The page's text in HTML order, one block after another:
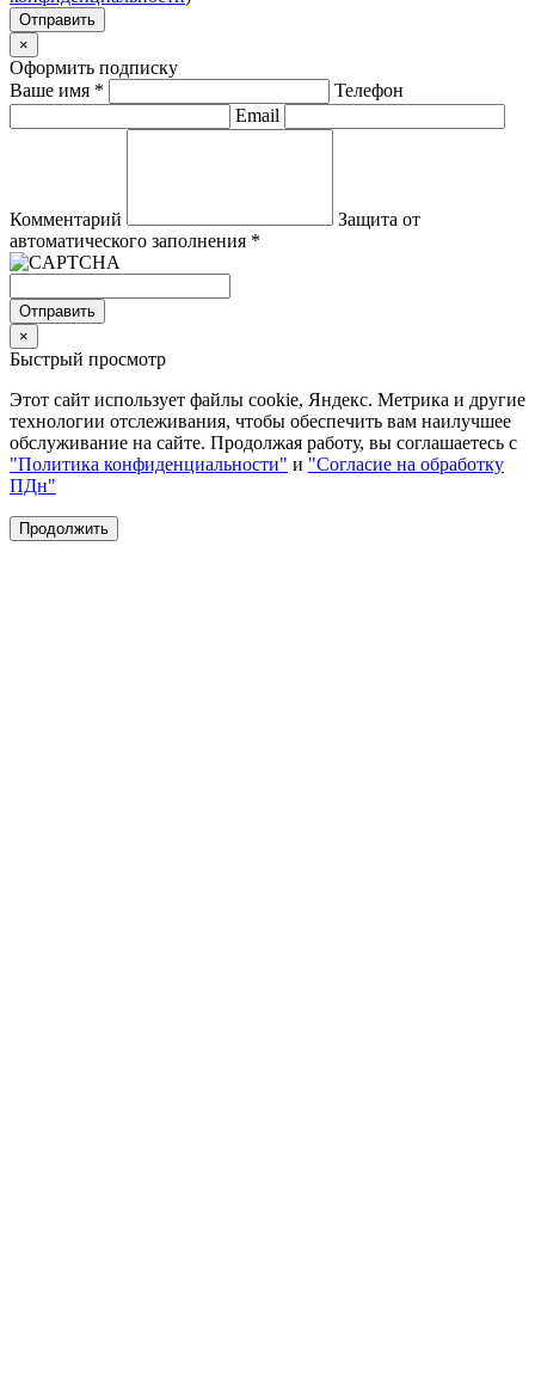
Отправить
×
Оформить подписку
Ваше имя *
Телефон
Email
Комментарий
Защита от
автоматического заполнения *
Отправить
×
Быстрый просмотр
Этот сайт использует файлы cookie, Яндекс. Метрика и другие
технологии отслеживания, чтобы обеспечить вам наилучшее
обслуживание на сайте. Продолжая работу, вы соглашаетесь с
"Политика конфиденциальности" и "Согласие на обработку
ПДн"
Продолжить